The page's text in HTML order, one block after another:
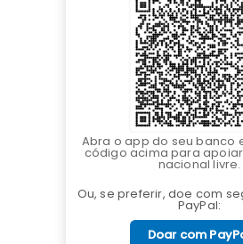
Abra o app do seu banco
código acima para
nacional livre.
Ou, se preferir, doe com
PayPal:
Doar com